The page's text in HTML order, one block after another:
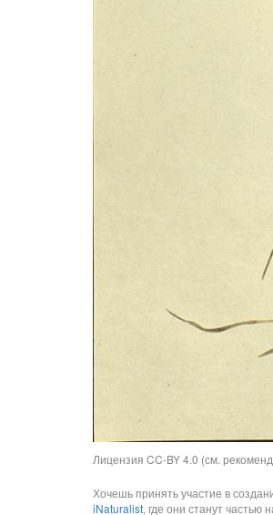
Лицензия CC-BY 4.0 (см.
Хочешь принять участие в
iNaturalist, где они станут частью